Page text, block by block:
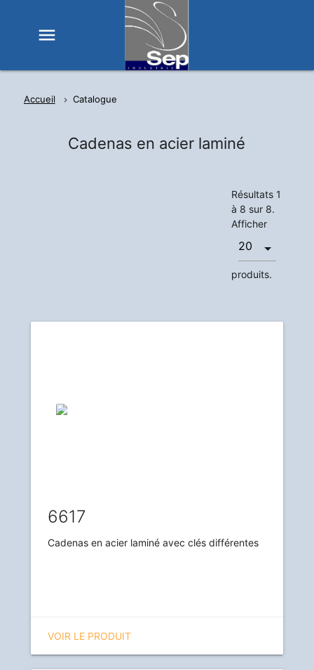
menu
Accueil Catalogue
Cadenas en acier laminé
Résultats 1
à 8 sur 8.
Afficher
produits.
6617
Cadenas en acier laminé avec clés différentes
VOIR LE PRODUIT